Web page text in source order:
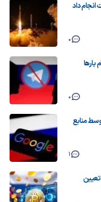
سایوز ۵ را با موفقیت انجام داد
0
بارها
0
روسیه توسط منابع
1
تا 5 سال حبس تعیین